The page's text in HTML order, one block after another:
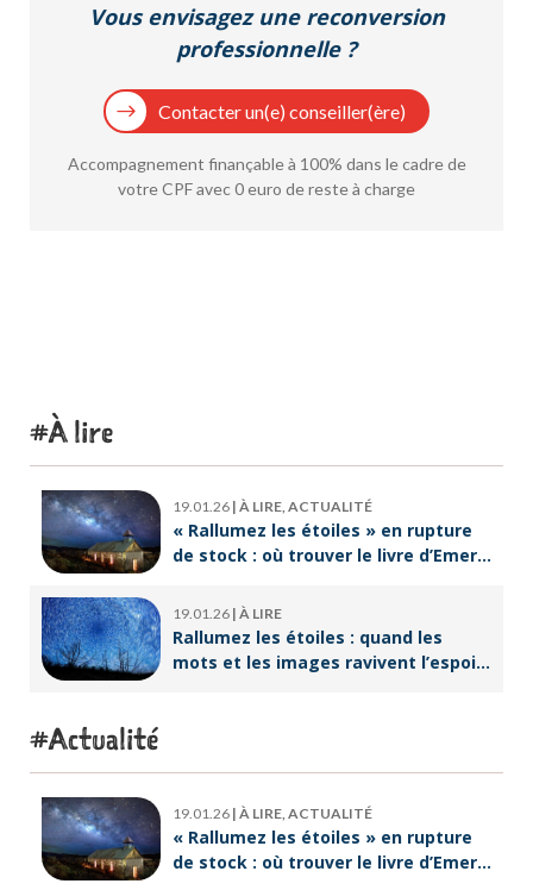
Vous envisagez une reconversion
professionnelle ?
Contacter un(e) conseiller(ère)
Accompagnement finançable à 100% dans le cadre de
votre CPF avec 0 euro de reste à charge
À lire
19.01.26 | À LIRE, ACTUALITÉ
« Rallumez les étoiles » en rupture
de stock : où trouver le livre d’Emeric
19.01.26 | À LIRE
Rallumez les étoiles : quand les
mots et les images ravivent l’espoir
Actualité
19.01.26 | À LIRE, ACTUALITÉ
« Rallumez les étoiles » en rupture
de stock : où trouver le livre d’Emeric